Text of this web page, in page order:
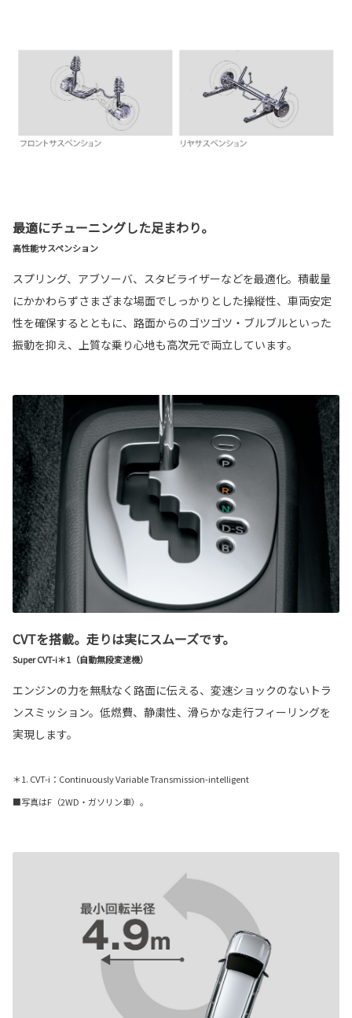
最適にチューニングした足まわり。
高性能サスペンション
スプリング、アブソーバ、スタビライザーなどを最適化。積載量
にかかわらずさまざまな場面でしっかりとした操縦性、車両安定
性を確保するとともに、路面からのゴツゴツ・ブルブルといった
振動を抑え、上質な乗り心地も高次元で両立しています。
CVTを搭載。走りは実にスムーズです。
Super CVT-i＊1（自動無段変速機）
エンジンの力を無駄なく路面に伝える、変速ショックのないトラ
ンスミッション。低燃費、静粛性、滑らかな走行フィーリングを
実現します。
＊1. CVT-i：Continuously Variable Transmission-intelligent
■写真はF（2WD・ガソリン車）。